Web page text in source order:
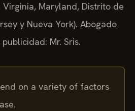
Virginia, Maryland, Distrito de
y Nueva York). Abogado
Mr. Sris.
on a variety of factors